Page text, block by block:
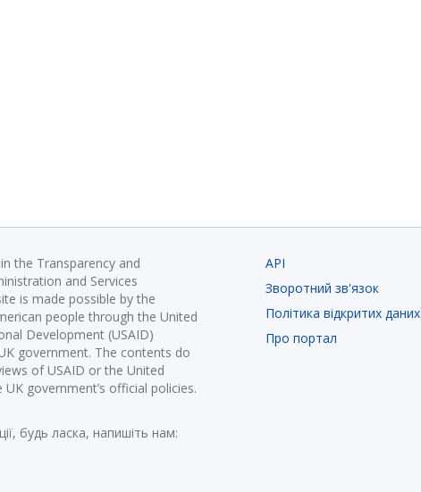
the Transparency and
and Services
is made possible by the
people through the United
Development (USAID)
government. The contents do
of USAID or the United
government’s official policies.
будь ласка, напишіть нам:
API
Зворотний зв'язок
Політика відкритих даних
Про портал